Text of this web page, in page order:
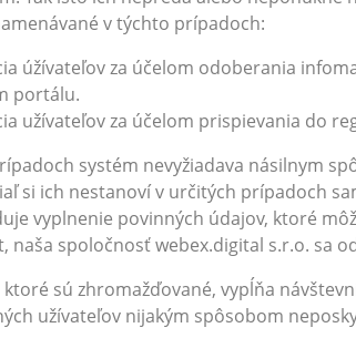
v týchto prípadoch:
úžívateľov za účelom odoberania
portálu.
užívateľov za účelom prispievania do
systém nevyžiadava násilnym
si ich nestanoví v určitých prípadoch
vyplnenie povinných údajov, ktoré
naša spoločnosť webex.digital s.r.o. sa
ktoré sú zhromažďované, vypĺňa
užívateľov nijakým spôsobom